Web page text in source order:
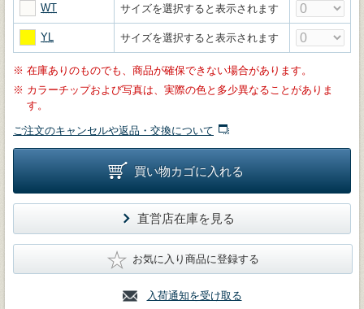
WT サイズを選択すると表示されます
YL サイズを選択すると表示されます
※ 在庫ありのものでも、商品が確保できない場合があります。
※ カラーチップおよび写真は、実際の色と多少異なることがありま
す。
ご注文のキャンセルや返品・交換について
買い物カゴに入れる
直営店在庫を見る
★ お気に入り商品に登録する
入荷通知を受け取る